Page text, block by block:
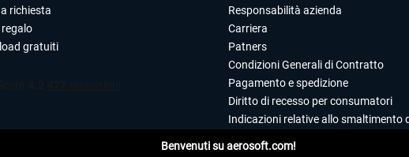
richiesta
gratuiti
Responsabilità azienda
Carriera
Patners
Condizioni Generali di Contratto
Pagamento e spedizione
Diritto di recesso per consumatori
Indicazioni relative allo smaltimento
Benvenuti su aerosoft.com!